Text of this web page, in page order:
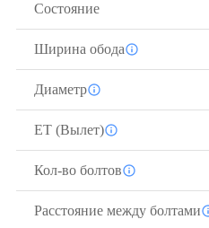
Состояние
Ширина обода
Диаметр
ЕТ (Вылет)
Кол-во болтов
Расстояние между болтами